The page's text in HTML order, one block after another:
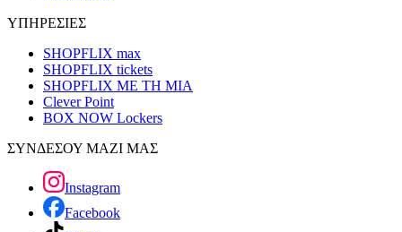
ΥΠΗΡΕΣΙΕΣ
SHOPFLIX max
SHOPFLIX tickets
SHOPFLIX ΜΕ ΤΗ ΜΙΑ
Clever Point
BOX NOW Lockers
ΣΥΝΔΕΣΟΥ ΜΑΖΙ ΜΑΣ
Instagram
Facebook